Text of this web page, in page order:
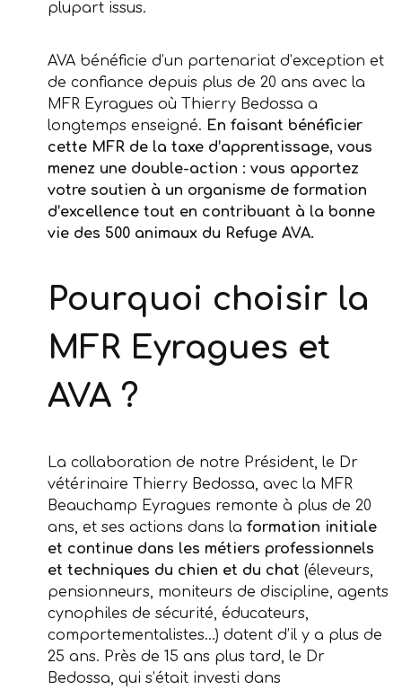
plupart issus.
AVA bénéficie d’un partenariat d’exception et
de confiance depuis plus de 20 ans avec la
MFR Eyragues où Thierry Bedossa a
longtemps enseigné. En faisant bénéficier
cette MFR de la taxe d’apprentissage, vous
menez une double-action : vous apportez
votre soutien à un organisme de formation
d’excellence tout en contribuant à la bonne
vie des 500 animaux du Refuge AVA.
Pourquoi choisir la
MFR Eyragues et
AVA ?
La collaboration de notre Président, le Dr
vétérinaire Thierry Bedossa, avec la MFR
Beauchamp Eyragues remonte à plus de 20
ans, et ses actions dans la formation initiale
et continue dans les métiers professionnels
et techniques du chien et du chat (éleveurs,
pensionneurs, moniteurs de discipline, agents
cynophiles de sécurité, éducateurs,
comportementalistes…) datent d’il y a plus de
25 ans. Près de 15 ans plus tard, le Dr
Bedossa, qui s’était investi dans